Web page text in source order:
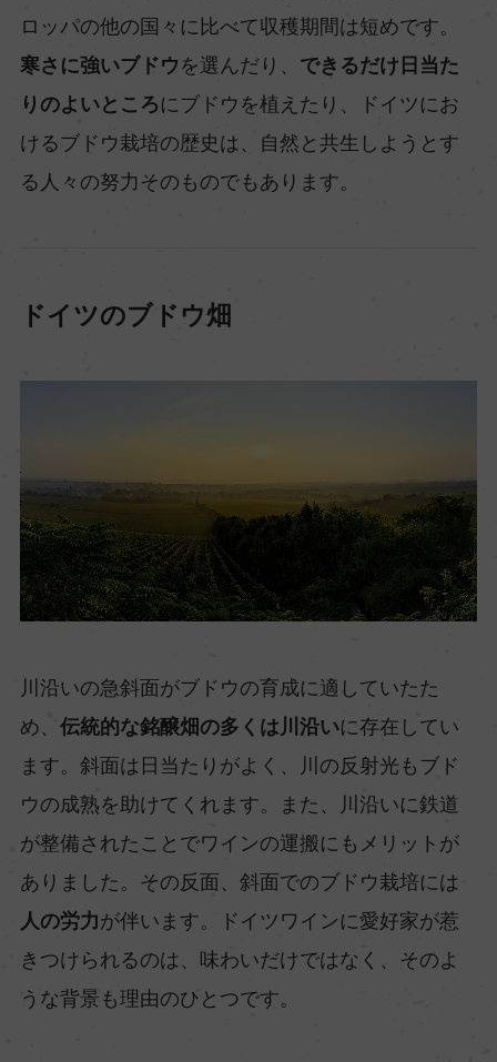
ロッパの他の国々に比べて収穫期間は短めです。
寒さに強いブドウを選んだり、 できるだけ日当た
りのよいところにブドウを植えたり、ドイツにお
けるブドウ栽培の歴史は、自然と共生しようとす
る人々の努力そのものでもあります。
ドイツのブドウ畑
川沿いの急斜面がブドウの育成に適していたた
め、 伝統的な銘醸畑の多くは川沿いに存在してい
ます。斜面は日当たりがよく、川の反射光もブド
ウの成熟を助けてくれます。また、川沿いに鉄道
が整備されたことでワインの運搬にもメリットが
ありました。その反面、斜面でのブドウ栽培には
人の労力が伴います。ドイツワインに愛好家が惹
きつけられるのは、味わいだけではなく、そのよ
うな背景も理由のひとつです。